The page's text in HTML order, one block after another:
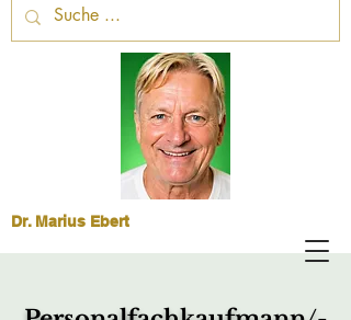
Dr. Marius Ebert